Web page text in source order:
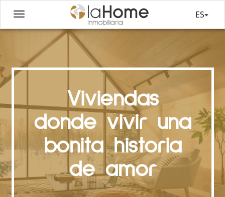
ES
Viviendas
donde vivir una
bonita historia
de amor